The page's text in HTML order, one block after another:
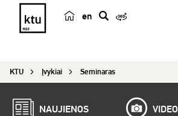
en
e
KTU Įvykiai Seminaras
NAUJIENOS
VIDEO